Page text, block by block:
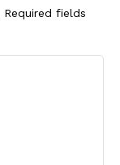
Required fields